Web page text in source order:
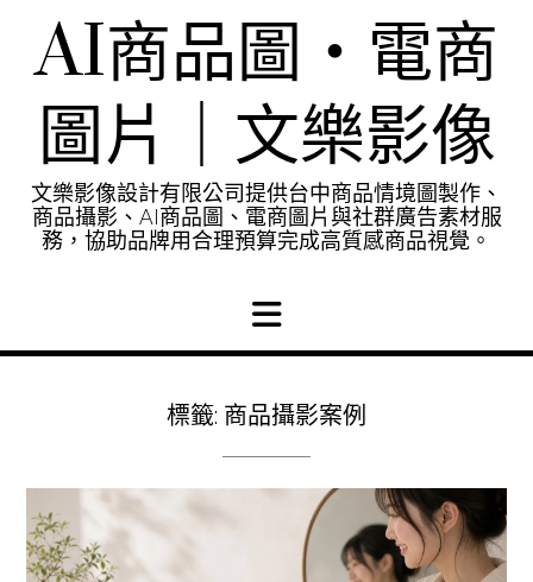
AI商品圖・電商
圖片｜文樂影像
文樂影像設計有限公司提供台中商品情境圖製作、
商品攝影、AI商品圖、電商圖片與社群廣告素材服
務，協助品牌用合理預算完成高質感商品視覺。
標籤: 商品攝影案例